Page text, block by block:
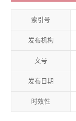
索引号
发布机构
文号
发布日期
时效性